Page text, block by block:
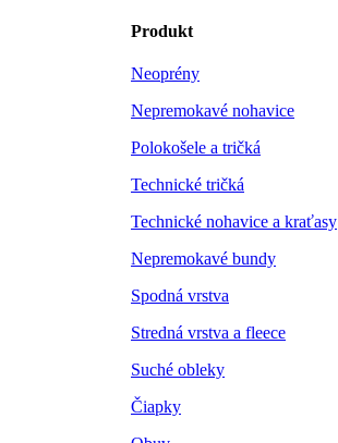
Produkt
Neoprény
Nepremokavé nohavice
Polokošele a tričká
Technické tričká
Technické nohavice a kraťasy
Nepremokavé bundy
Spodná vrstva
Stredná vrstva a fleece
Suché obleky
Čiapky